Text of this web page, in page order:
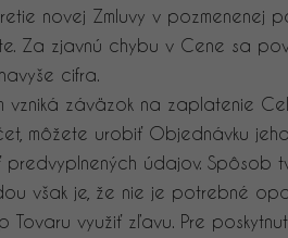
novej Zmluvy v
Za zjavnú chybu v Cene sa
cifra.
záväzok na zaplatenie
môžete urobiť Objednávku
údajov.
však je, že nie je potrebné
Tovaru využiť zľavu. Pre